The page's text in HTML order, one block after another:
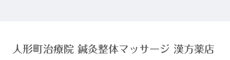
人形町治療院 鍼灸整体マッサージ 漢方薬店